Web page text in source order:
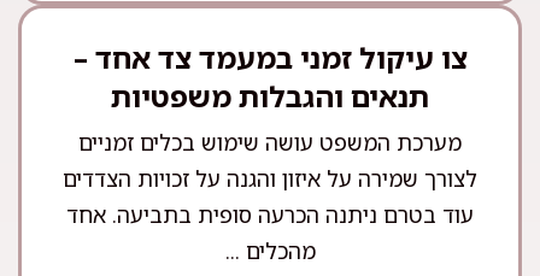
צו עיקול זמני במעמד צד אחד –
תנאים והגבלות משפטיות
מערכת המשפט עושה שימוש בכלים זמניים
לצורך שמירה על איזון והגנה על זכויות הצדדים
עוד בטרם ניתנה הכרעה סופית בתביעה. אחד
מהכלים ...